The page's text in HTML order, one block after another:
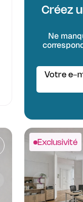
Créez
Ne
Votre e-
Exclusivité